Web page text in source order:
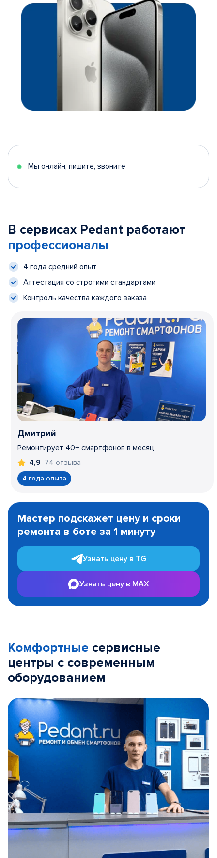
Мы онлайн, пишите, звоните
В сервисах Pedant работают
профессионалы
4 года средний опыт
Аттестация со строгими стандартами
Контроль качества каждого заказа
Дмитрий
Ремонтирует 40+ смартфонов в месяц
4,9 74 отзыва
4 года опыта
1
Мастер подскажет цену и сроки
ремонта в боте за 1 минуту
Узнать цену в TG
Узнать цену в MAX
Комфортные сервисные
центры с современным
оборудованием